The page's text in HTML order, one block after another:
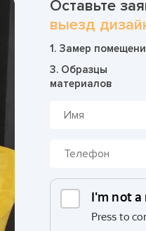
Оставьте
выезд
1. Замер
3. Образцы
материалов